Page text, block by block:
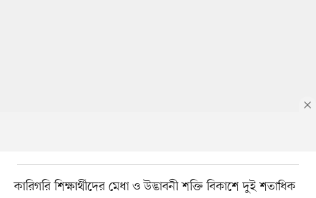
কারিগরি শিক্ষার্থীদের মেধা ও উদ্ভাবনী শক্তি বিকাশে দুই শতাধিক